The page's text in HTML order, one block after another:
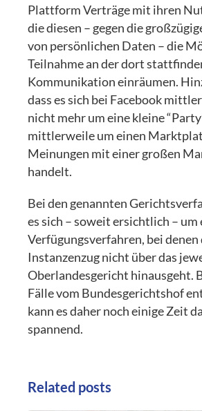
Plattform Verträge mit ihren
die diesen – gegen die
von persönlichen Daten – die
Teilnahme an der dort
Kommunikation einräumen.
dass es sich bei Facebook
nicht mehr um eine kleine
mittlerweile um einen
Meinungen mit einer großen
handelt.
Bei den genannten
es sich – soweit ersichtlich –
Verfügungsverfahren, bei denen
Instanzenzug nicht über das
Oberlandesgericht hinausgeht.
Fälle vom Bundesgerichtshof
kann es daher noch einige Zeit
spannend.
Related posts